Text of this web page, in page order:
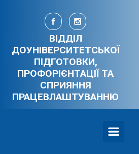
Skip to main content
ВІДДІЛ
ДОУНІВЕРСИТЕТСЬКОЇ
ПІДГОТОВКИ,
ПРОФОРІЄНТАЦІЇ ТА
СПРИЯННЯ
ПРАЦЕВЛАШТУВАННЮ